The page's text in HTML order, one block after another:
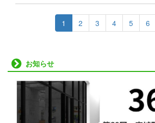
1 2 3 4 5 6
お知らせ